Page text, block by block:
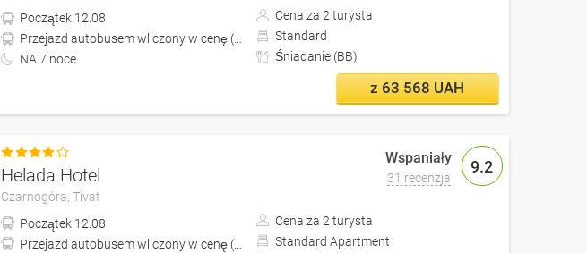
Początek 12.08
Przejazd autobusem wliczony w cenę (z Lwów)
NA7 noce
Cena za 2 turysta
Standard
Śniadanie (BB)
z 63 568 UAH
9.2
31 recenzja

Helada Hotel
Czarnogóra,Tivat
Początek 12.08
Przejazd autobusem wliczony w cenę (z Lwów)
Cena za 2 turysta
Standard Apartment